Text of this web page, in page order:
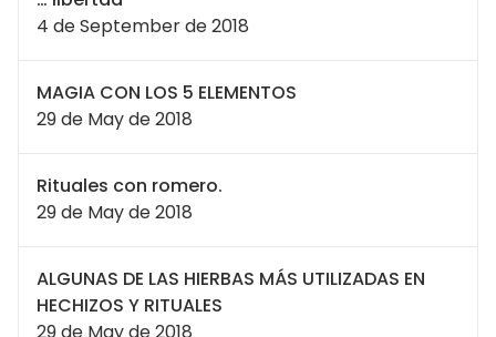
4 de September de 2018
MAGIA CON LOS 5 ELEMENTOS
29 de May de 2018
Rituales con romero.
29 de May de 2018
ALGUNAS DE LAS HIERBAS MÁS UTILIZADAS EN
HECHIZOS Y RITUALES